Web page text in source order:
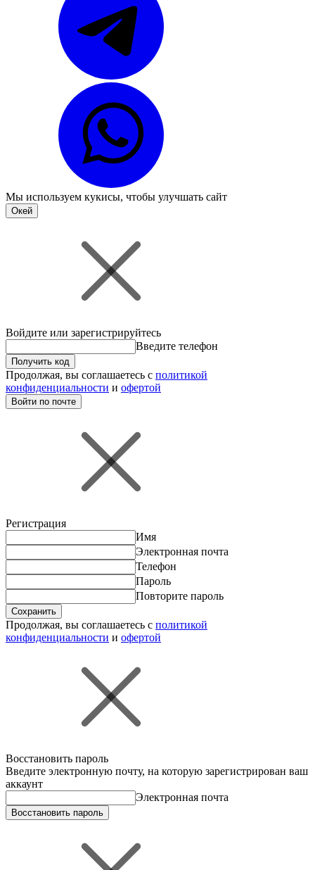
Мы используем кукисы, чтобы улучшать сайт
Окей
Войдите или зарегистрируйтесь
Введите телефон
Получить код
Продолжая, вы соглашаетесь с политикой
конфиденциальности и офертой
Войти по почте
Регистрация
Имя
Электронная почта
Телефон
Пароль
Повторите пароль
Сохранить
Продолжая, вы соглашаетесь с политикой
конфиденциальности и офертой
Восстановить пароль
Введите электронную почту, на которую зарегистрирован ваш
аккаунт
Электронная почта
Восстановить пароль